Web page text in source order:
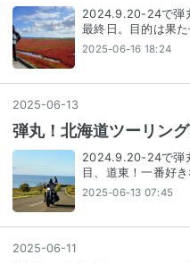
2024.9.20-24で弾
最終日。目的は果
2025-06-16 18:24
2025-06-13
弾丸！北海道ツーリン
2024.9.20-24で弾
目、道東！一番好
2025-06-13 07:45
2025-06-11